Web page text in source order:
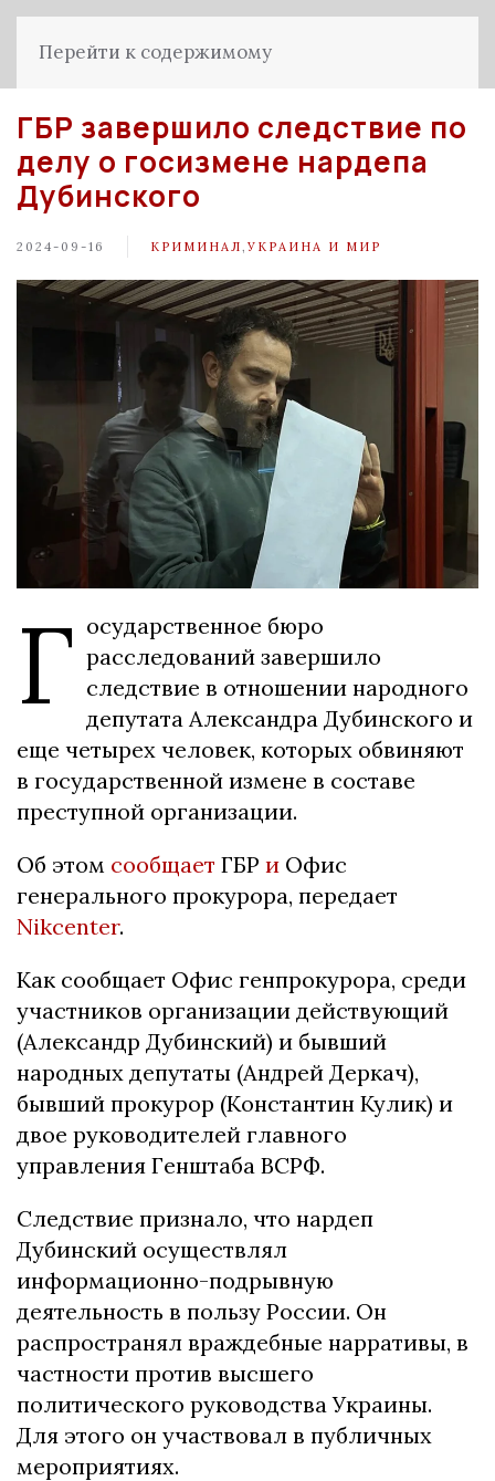
Перейти к содержимому
ГБР завершило следствие по
делу о госизмене нардепа
Дубинского
2024-09-16 КРИМИНАЛ УКРАИНА И МИР
Г осударственное бюро
расследований завершило
следствие в отношении народного
депутата Александра Дубинского и
еще четырех человек, которых обвиняют
в государственной измене в составе
преступной организации.
Об этом сообщает ГБР и Офис
генерального прокурора, передает
Nikcenter.
Как сообщает Офис генпрокурора, среди
участников организации действующий
(Александр Дубинский) и бывший
народных депутаты (Андрей Деркач),
бывший прокурор (Константин Кулик) и
двое руководителей главного
управления Генштаба ВСРФ.
Следствие признало, что нардеп
Дубинский осуществлял
информационно-подрывную
деятельность в пользу России. Он
распространял враждебные нарративы, в
частности против высшего
политического руководства Украины.
Для этого он участвовал в публичных
мероприятиях.